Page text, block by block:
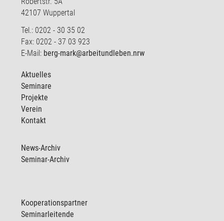
42107 Wuppertal
Tel.: 0202 - 30 35 02
Fax: 0202 - 37 03 923
E-Mail: berg-mark@arbeitundleben.nrw
Aktuelles
Seminare
Projekte
Verein
Kontakt
News-Archiv
Seminar-Archiv
Kooperationspartner
Seminarleitende